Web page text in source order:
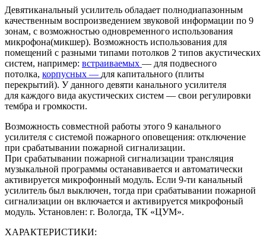
Девятиканальный усилитель обладает полнодиапазонным
качественным воспроизведением звуковой информации по 9
зонам, с возможностью одновременного использования
микрофона(микшер). Возможность использования для
помещений с разными типами потолков 2 типов акустических
систем, например: встраиваемых — для подвесного
потолка, корпусных — для капитального (плиты
перекрытий). У данного девяти канального усилителя
для каждого вида акустических систем — свои регулировки
тембра и громкости.
Возможность совместной работы этого 9 канального
усилителя с системой пожарного оповещения: отключение
при срабатывании пожарной сигнализации.
При срабатывании пожарной сигнализации трансляция
музыкальной программы останавивается и автоматически
активируется микрофонный модуль. Если 9-ти канальный
усилитель был выключен, тогда при срабатывании пожарной
сигнализации он включается и активируется микрофоный
модуль. Установлен: г. Вологда, ТК «ЦУМ».
ХАРАКТЕРИСТИКИ: